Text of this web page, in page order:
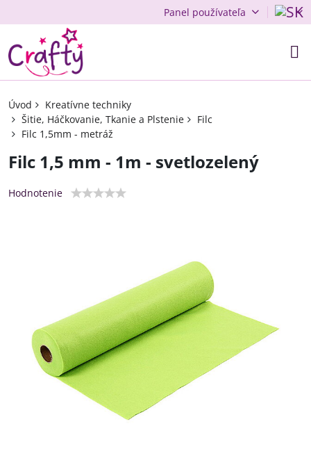
Panel používateľa
Úvod
Kreatívne techniky
Šitie, Háčkovanie, Tkanie a Plstenie
Filc
Filc 1,5mm - metráž
Filc 1,5 mm - 1m - svetlozelený
Hodnotenie